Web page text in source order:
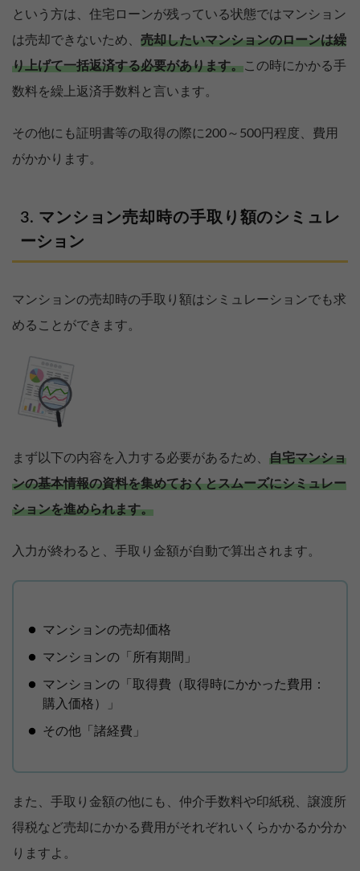
という方は、住宅ローンが残っている状態ではマンション
は売却できないため、 売却したいマンションのローンは繰
り上げて一括返済する必要があります。この時にかかる手
数料を繰上返済手数料と言います。
その他にも証明書等の取得の際に200～500円程度、費用
がかかります。
マンション売却時の手取り額のシミュレ
ーション
マンションの売却時の手取り額はシミュレーションでも求
めることができます。
まず以下の内容を入力する必要があるため、 自宅マンショ
ンの基本情報の資料を集めておくとスムーズにシミュレー
ションを進められます。
入力が終わると、手取り金額が自動で算出されます。
マンションの売却価格
マンションの「所有期間」
マンションの「取得費（取得時にかかった費用：
購入価格）」
その他「諸経費」
また、手取り金額の他にも、仲介手数料や印紙税、譲渡所
得税など売却にかかる費用がそれぞれいくらかかるか分か
りますよ。